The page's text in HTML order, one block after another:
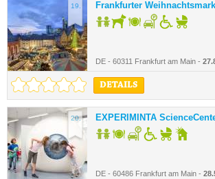
19. Frankfurter
DE - 60311 Frankfurt am Main -
DETAILS
20. EXPERIMINTA
DE - 60486 Frankfurt am Main -